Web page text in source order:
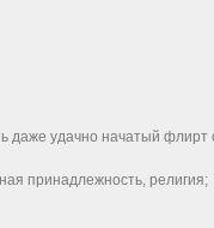
даже удачно начатый
принадлежность, религия;